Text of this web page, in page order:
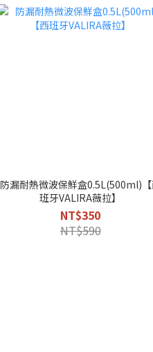
防漏耐熱微波保鮮盒0.5L(500ml)
班牙VALIRA薇拉】
NT$350
NT$590